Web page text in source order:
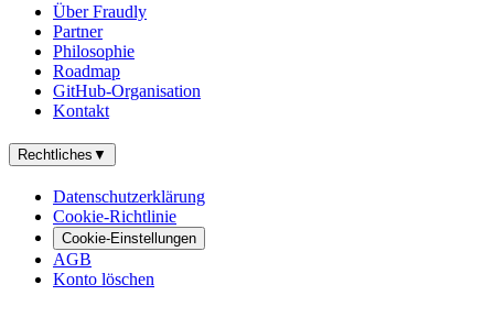
Über Fraudly
Partner
Philosophie
Roadmap
GitHub-Organisation
Kontakt
Rechtliches ▼
Datenschutzerklärung
Cookie-Richtlinie
Cookie-Einstellungen
AGB
Konto löschen